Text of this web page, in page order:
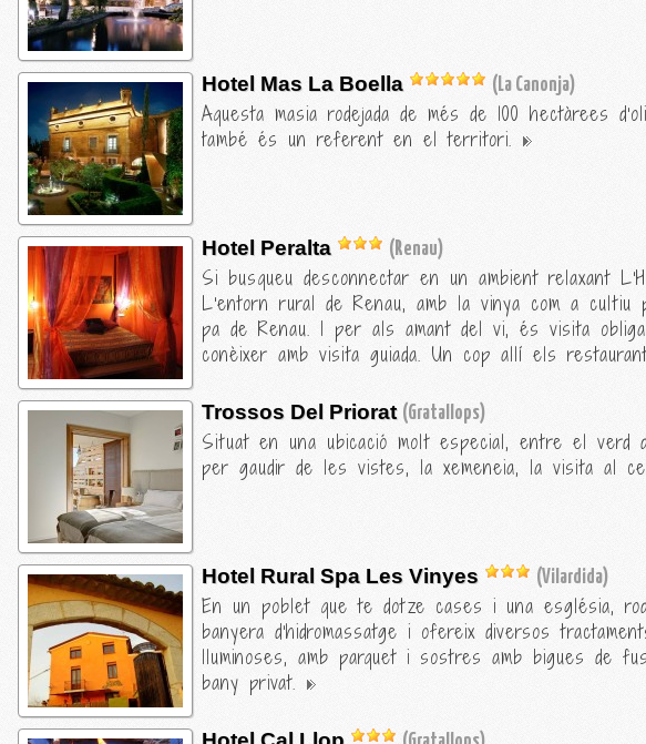
Hotel Mas La Boella (La Canonja)
Aquesta masia rodejada de més de 100 hectàrees
també és un referent en el territori.
Hotel Peralta (Renau)
Si busqueu desconnectar en un ambient relaxant
L'entorn rural de Renau, amb la vinya com a
pa de Renau. I per als amant del vi, és visita
conèixer amb visita guiada. Un cop allí els
Trossos Del Priorat (Gratallops)
Situat en una ubicació molt especial, entre el verd
per gaudir de les vistes, la xemeneia, la visita al
Hotel Rural Spa Les Vinyes (Vilardida)
En un poblet que te dotze cases i una església,
banyera d'hidromassatge i ofereix diversos
lluminoses, amb parquet i sostres amb bigues de
bany privat.